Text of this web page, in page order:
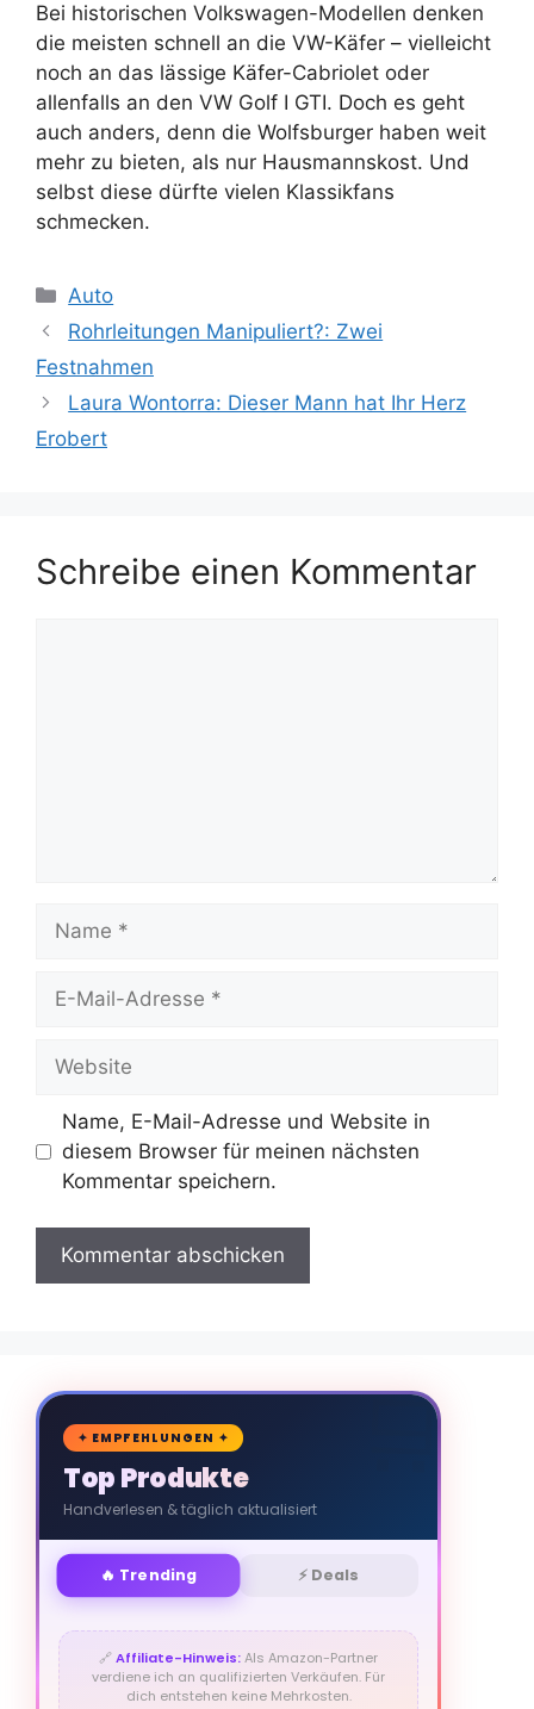
Bei historischen Volkswagen-Modellen denken
die meisten schnell an die VW-Käfer – vielleicht
noch an das lässige Käfer-Cabriolet oder
allenfalls an den VW Golf I GTI. Doch es geht
auch anders, denn die Wolfsburger haben weit
mehr zu bieten, als nur Hausmannskost. Und
selbst diese dürfte vielen Klassikfans
schmecken.
Kategorien
Auto
Rohrleitungen Manipuliert?: Zwei
Festnahmen
Laura Wontorra: Dieser Mann hat Ihr Herz
Erobert
Schreibe einen Kommentar
Name
Website
Name, E-Mail-Adresse und Website in
diesem Browser für meinen nächsten
Kommentar speichern.
🛒
✦ EMPFEHLUNGEN ✦
Top Produkte
Handverlesen & täglich aktualisiert
🔥 Trending ⚡ Deals
🔗Affiliate-Hinweis:Als Amazon-Partner
verdiene ich an qualifizierten Verkäufen. Für
dich entstehen keine Mehrkosten.